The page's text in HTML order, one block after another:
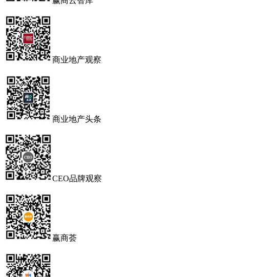
商业地产观察
商业地产头条
CEO品牌观察
赢商荟